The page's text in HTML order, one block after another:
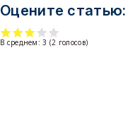
Оцените статью:
В среднем:3 (2 голосов)